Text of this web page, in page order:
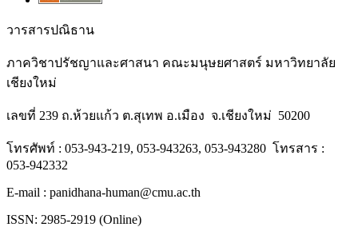
วารสารปณิธาน
ภาควิชาปรัชญาและศาสนา คณะมนุษยศาสตร์ มหาวิทยาลัย
เชียงใหม่
เลขที่ 239 ถ.ห้วยแก้ว ต.สุเทพ อ.เมือง จ.เชียงใหม่ 50200
โทรศัพท์ : 053-943-219, 053-943263, 053-943280 โทรสาร :
053-942332
E-mail : panidhana-human@cmu.ac.th
ISSN: 2985-2919 (Online)